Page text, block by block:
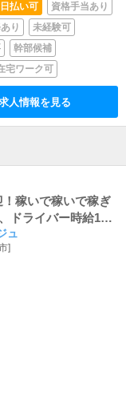
日払い可
資格手当あり
り
未経験可
幹部候補
宅ワーク可
人情報を見る
稼いで稼いで稼ぎ
ドライバー時給120
ュ
]